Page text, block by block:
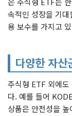
속적인 성장을 기
용 보수를 가지고
다양한 자산
주식형 ETF 외에
다. 예를 들어
상품은 안전성을